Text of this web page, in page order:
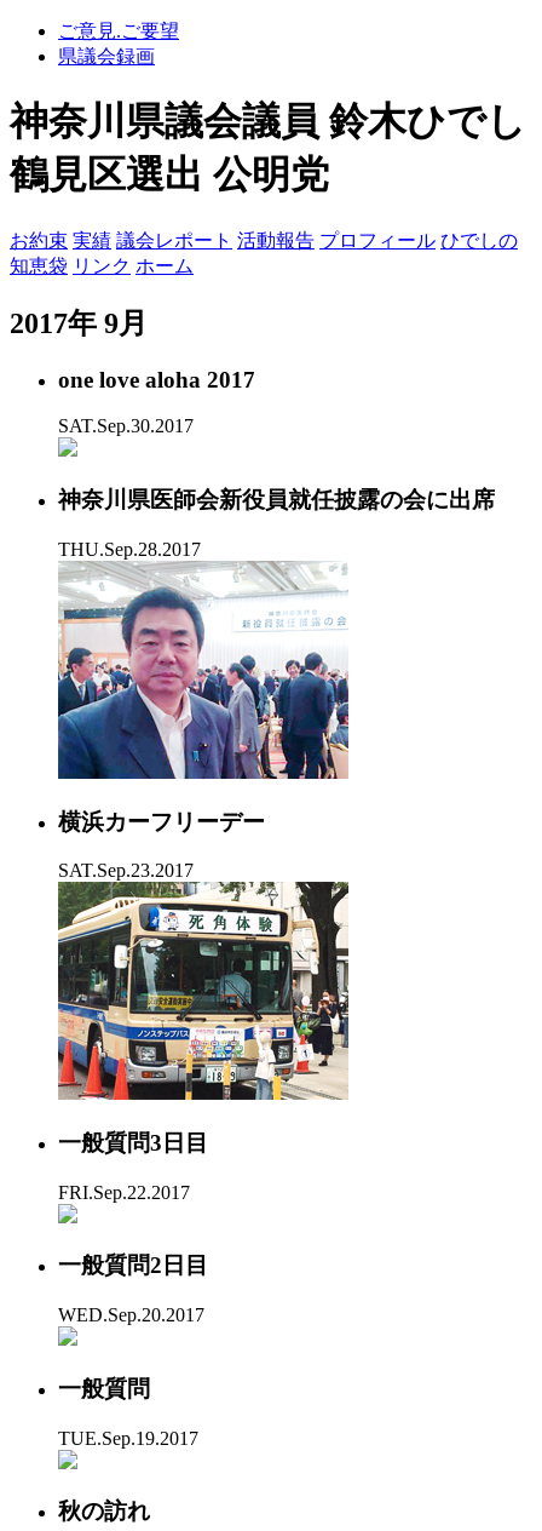
ご意見.ご要望
県議会録画
神奈川県議会議員 鈴木ひでし
鶴見区選出 公明党
お約束 実績 議会レポート 活動報告 プロフィール ひでしの
知恵袋 リンク ホーム
2017年 9月
one love aloha 2017
SAT.Sep.30.2017
神奈川県医師会新役員就任披露の会に出席
THU.Sep.28.2017
横浜カーフリーデー
SAT.Sep.23.2017
一般質問3日目
FRI.Sep.22.2017
一般質問2日目
WED.Sep.20.2017
一般質問
TUE.Sep.19.2017
秋の訪れ